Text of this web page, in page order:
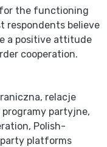
for the functioning
respondents believe
a positive attitude
cooperation.
, relacje
programy partyjne,
, Polish-
party platforms